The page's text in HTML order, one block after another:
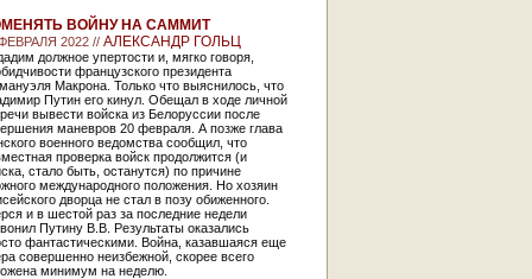
ВОЙНУ НА САММИТ
2022 // АЛЕКСАНДР ГОЛЬЦ
должное упертости и, мягко говоря,
французского президента
Макрона. Только что выяснилось, что
Путин его кинул. Обещал в ходе личной
вывести войска из Белоруссии после
маневров 20 февраля. А позже глава
военного ведомства сообщил, что
проверка войск продолжится (и
стало быть, останутся) по причине
международного положения. Но хозяин
дворца не стал в позу обиженного.
и в шестой раз за последние недели
Путину В.В. Результаты оказались
фантастическими. Война, казавшаяся еще
совершенно неизбежной, скорее всего
минимум на неделю.